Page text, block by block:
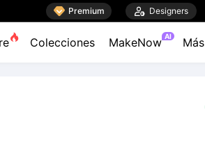
 Premium  Designers
 Colecciones MakeNow AI Más